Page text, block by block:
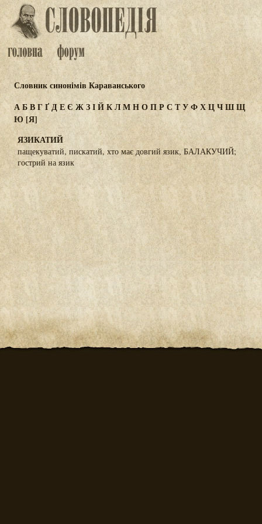
Словник синонімів Караванського
АБВГҐДЕЄ ЖЗІЙКЛМНОПР СТУФХЦЧШЩ
Ю [Я]
ЯЗИКАТИЙ
пащекуватий, пискатий, хто має довгий язик, БАЛАКУЧИЙ;
гострий на язик